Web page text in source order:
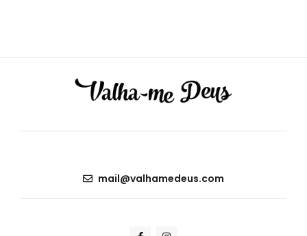
mail@valhamedeus.com